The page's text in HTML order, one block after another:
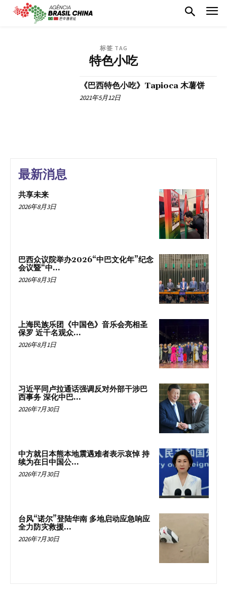
标签 TAG
特色小吃
《巴西特色小吃》Tapioca 木薯饼
2021年5月12日
最新消息
共享未来
2026年8月3日
巴西众议院举办2026“中巴文化年”纪念
会议暨“中...
2026年8月3日
上海民族乐团《中国色》音乐会亮相圣
保罗 近千名观众...
2026年8月1日
习近平同卢拉通话强调反对外部干涉巴
西事务 深化中巴...
2026年7月30日
中方就日本熊本地震遇难者表示哀悼 持
续为在日中国公...
2026年7月30日
台风“诺尔”登陆华南 多地启动应急响应
全力防灾救援...
2026年7月30日